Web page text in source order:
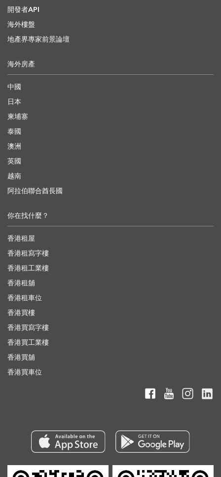
開發者API
海外樓盤
地產界專家前景論壇
海外房產
中國
日本
柬埔寨
泰國
澳洲
英國
越南
阿拉伯聯合酋長國
你在找什麼？
香港租屋
香港租寫字樓
香港租工業樓
香港租舖
香港租車位
香港買樓
香港買寫字樓
香港買工業樓
香港買舖
香港買車位